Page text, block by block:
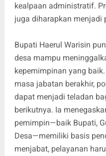
kealpaan administratif.
juga diharapkan menjadi
​Bupati Haerul Warisin
desa mampu
kepemimpinan yang
masa jabatan berakhir,
dapat menjadi teladan
berikutnya. Ia
pemimpin—baik Bupati,
Desa—memiliki basis
menjabat, pelayanan